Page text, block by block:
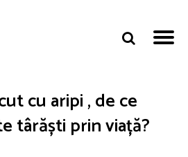
cu aripi , de ce
târăști prin viață?